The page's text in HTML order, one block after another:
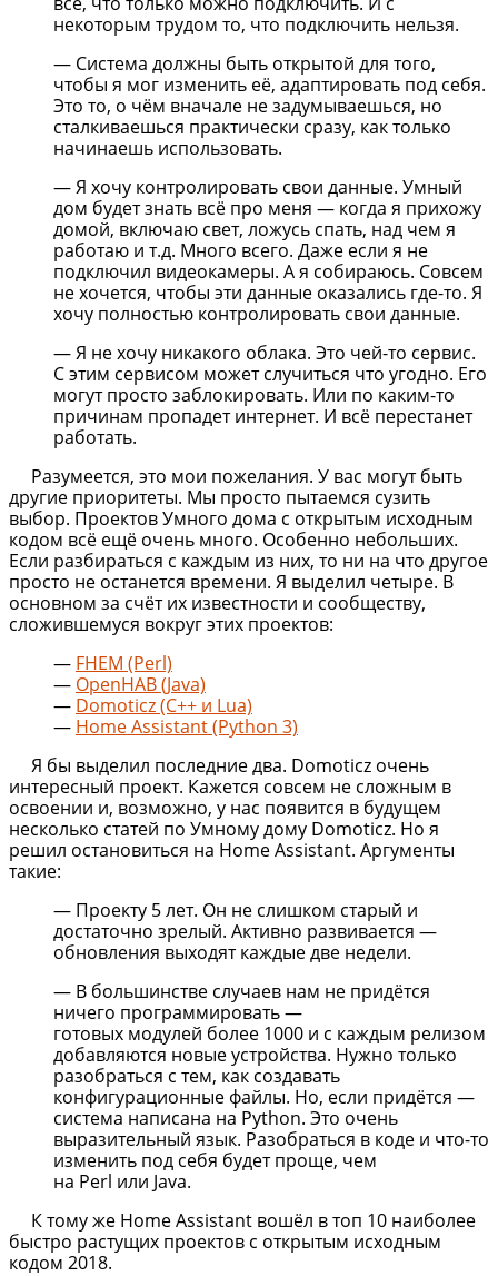
некоторым трудом то, что подключить нельзя.
— Система должны быть открытой для того,
чтобы я мог изменить её, адаптировать под себя.
Это то, о чём вначале не задумываешься, но
сталкиваешься практически сразу, как только
начинаешь использовать.
— Я хочу контролировать свои данные. Умный
дом будет знать всё про меня — когда я прихожу
домой, включаю свет, ложусь спать, над чем я
работаю и т.д. Много всего. Даже если я не
подключил видеокамеры. А я собираюсь. Совсем
не хочется, чтобы эти данные оказались где-то. Я
хочу полностью контролировать свои данные.
— Я не хочу никакого облака. Это чей-то сервис.
С этим сервисом может случиться что угодно. Его
могут просто заблокировать. Или по каким-то
причинам пропадет интернет. И всё перестанет
работать.
Разумеется, это мои пожелания. У вас могут быть
другие приоритеты. Мы просто пытаемся сузить
выбор. Проектов Умного дома с открытым исходным
кодом всё ещё очень много. Особенно небольших.
Если разбираться с каждым из них, то ни на что другое
просто не останется времени. Я выделил четыре. В
основном за счёт их известности и сообществу,
сложившемуся вокруг этих проектов:
— FHEM (Perl)
— OpenHAB (Java)
— Domoticz (C++ и Lua)
— Home Assistant (Python 3)
Я бы выделил последние два. Domoticz очень
интересный проект. Кажется совсем не сложным в
освоении и, возможно, у нас появится в будущем
несколько статей по Умному дому Domoticz. Но я
решил остановиться на Home Assistant. Аргументы
такие:
— Проекту 5 лет. Он не слишком старый и
достаточно зрелый. Активно развивается —
обновления выходят каждые две недели.
— В большинстве случаев нам не придётся
ничего программировать —
готовых модулей более 1000 и с каждым релизом
добавляются новые устройства. Нужно только
разобраться с тем, как создавать
конфигурационные файлы. Но, если придётся —
система написана на Python. Это очень
выразительный язык. Разобраться в коде и что-то
изменить под себя будет проще, чем
на Perl или Java.
К тому же Home Assistant вошёл в топ 10 наиболее
быстро растущих проектов с открытым исходным
кодом 2018.